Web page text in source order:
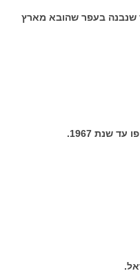
שנבנה בעפר שהובא מארץ